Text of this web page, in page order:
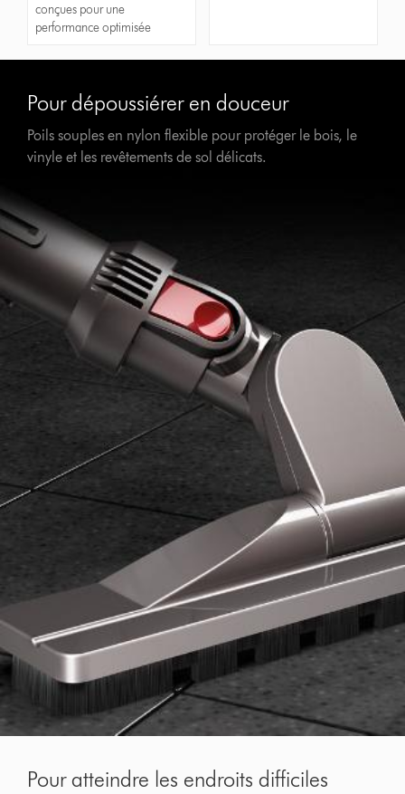
conçues pour une
performance optimisée
Pour dépoussiérer en douceur
Poils souples en nylon flexible pour protéger le bois, le
vinyle et les revêtements de sol délicats.
Pour atteindre les endroits difficiles